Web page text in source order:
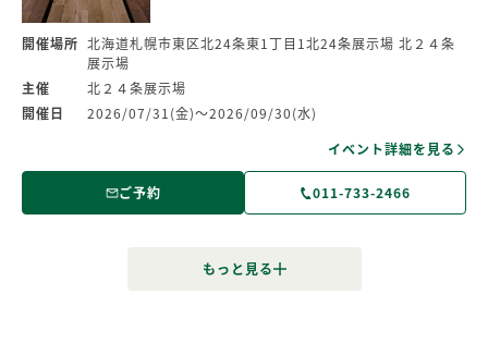
開催場所 北海道札幌市東区北24条東1丁目1北24条展示場 北２４条
展示場
主催
北２４条展示場
開催日
2026/07/31(金)～2026/09/30(水)
イベント詳細を見る
ご予約 011-733-2466